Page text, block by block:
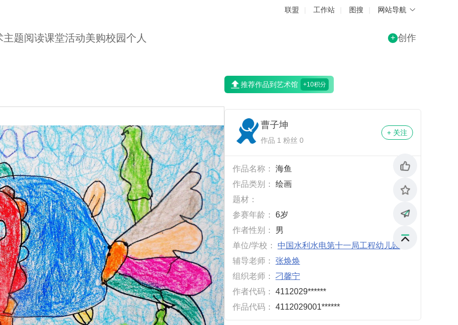
联盟 工作站 图搜 网站导航
主题阅读课堂活动美购校园个人 + 创作
推荐作品到艺术馆 +10积分
曹子坤
作品 1 粉丝 0
+ 关注
作品名称：
海鱼
作品类别：
绘画
题材：
参赛年龄：
6岁
作者性别：
男
单位/学校：
中国水利水电第十一局工程幼儿园
辅导老师：
张焕焕
组织老师：
刁馨宁
作者代码：
4112029******
作品代码：
4112029001******